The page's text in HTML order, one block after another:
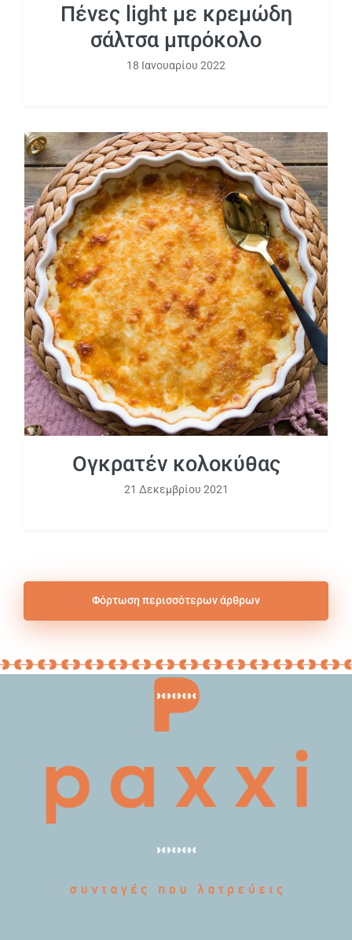
Πένες light με κρεμώδη
σάλτσα μπρόκολο
18 Ιανουαρίου 2022
Ογκρατέν κολοκύθας
Ογκρατέν κολοκύθας
21 Δεκεμβρίου 2021
Φόρτωση περισσότερων άρθρων